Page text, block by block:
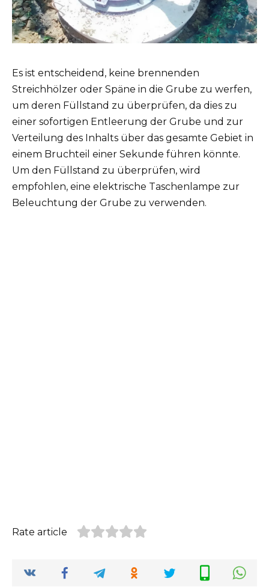
Es ist entscheidend, keine brennenden
Streichhölzer oder Späne in die Grube zu werfen,
um deren Füllstand zu überprüfen, da dies zu
einer sofortigen Entleerung der Grube und zur
Verteilung des Inhalts über das gesamte Gebiet in
einem Bruchteil einer Sekunde führen könnte.
Um den Füllstand zu überprüfen, wird
empfohlen, eine elektrische Taschenlampe zur
Beleuchtung der Grube zu verwenden.
Rate article